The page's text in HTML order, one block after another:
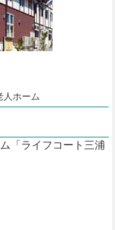
人ホーム
「ライフコート三浦